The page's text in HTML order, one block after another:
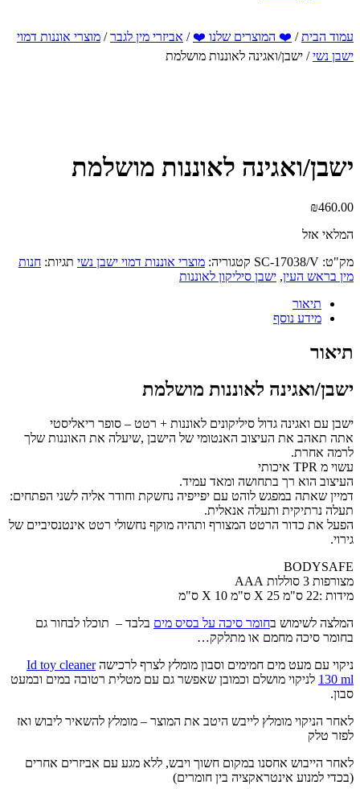
עמוד הבית/ ❤️ המוצרים שלנו ❤️ / אביזרי מין לגבר/ מוצרי אוננות דמוי
ישבן נשי/ ישבן/ואגינה לאוננות מושלמת
ישבן/ואגינה לאוננות מושלמת
₪460.00
המלאי אזל
מק"ט: SC-17038/V קטגוריה: מוצרי אוננות דמוי ישבן נשי תגיות: חנות
מין בראש העין, ישבן סיליקון לאוננות
תיאור
מידע נוסף
תיאור
ישבן/ואגינה לאוננות מושלמת
ישבן עם ואגינה גדול סיליקונים לאוננות + רטט – סופר ריאליסטי
אתה תאהב את העיצוב האנטומי של הישבן ,שיעלה את האוננות שלך
לרמה אחרת.
עשוי מ TPR איכותי
העיצוב הוא רך בתחושה ומאד עמיד.
דמיין שאתה במפגש לוהט עם יפייפיה נחשקת וחודר אליה לשני הפתחים:
תעלה נרתיקית ותעלה אנאלית.
הפעל את כדור הרטט המצורף ותהיה מוקף נחשולי רטט אינטנסיביים של
גירוי.
BODYSAFE
מצורפות 3 סוללות AAA
מידות :22 ס"מ X 25 ס"מ X 10 ס"מ
המלצה לשימוש בחומר סיכה על בסיס מים בלבד – תוכלו לבחור גם
בחומר סיכה מחמם או מתלקק…
ניקוי עם מעט מים חמימים וסבון מומלץ לצרף לרכישהId toy cleaner
130 ml לניקוי מושלם וכמובן שאפשר גם עם מטלית רטובה במים ובמעט
סבון.
לאחר הניקוי מומלץ לייבש היטב את המוצר – מומלץ להשאיר ליבוש ואז
לפזר טלק
לאחר הייבוש אחסנו במקום חשוך ויבש, ללא מגע עם אביזרים אחרים
(בכדי למנוע אינטראקציה בין חומרים)